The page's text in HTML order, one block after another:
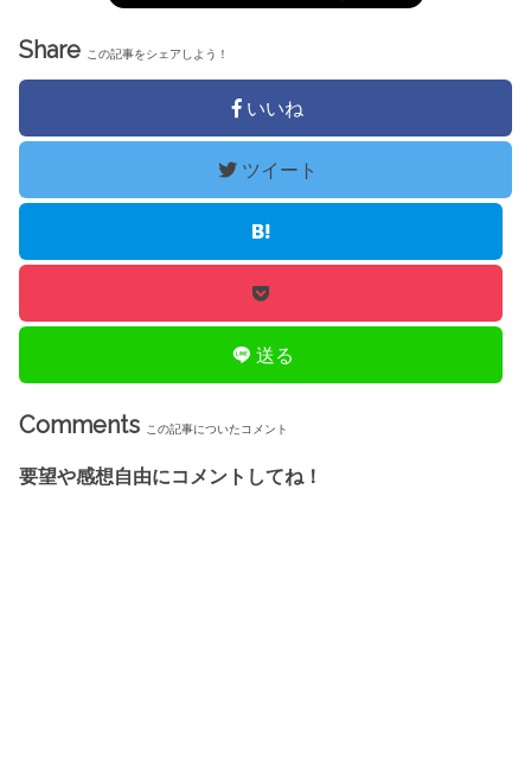
Share この記事をシェアしよう！
いいね
ツイート
送る
Comments この記事についたコメント
要望や感想自由にコメントしてね！